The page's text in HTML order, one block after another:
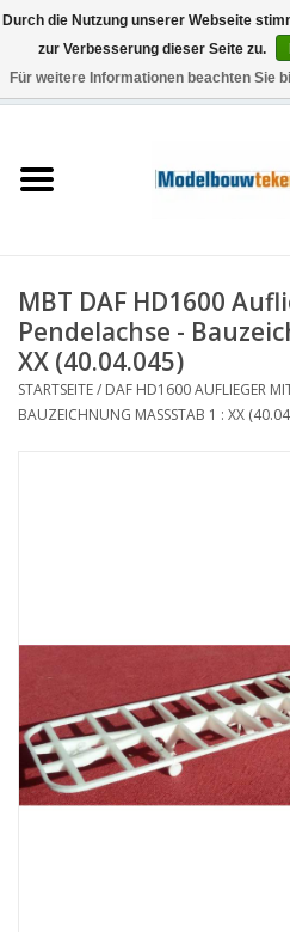
Schiffe
Holzbau
Landschaft
Neue Zeichnungen
NEUE ZEITSCHRIFTEN
ABONNEMENT DER
MBT DAF HD1600
Pendelachse -
XX (40.04.045)
STARTSEITE/ DAF HD1600 AUFLIEGER
BAUZEICHNUNG MASSSTAB 1 : XX
Durch die Nutzung unserer Webseite
zur Verbesserung dieser Seite zu.
Für weitere Informationen beachten Sie